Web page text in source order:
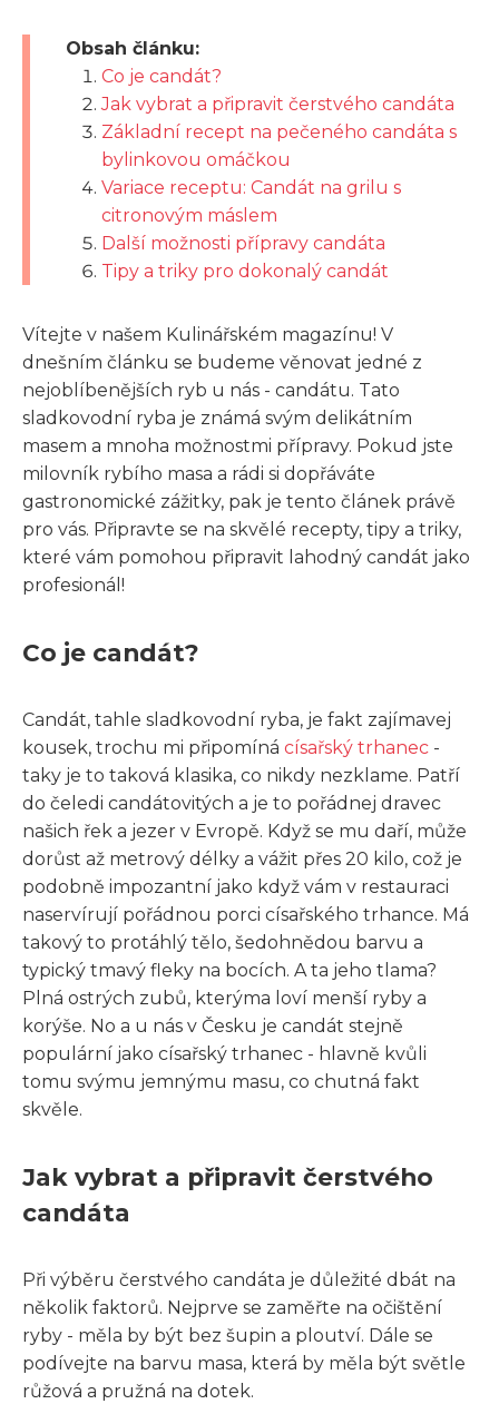
Obsah článku:
Co je candát?
Jak vybrat a připravit čerstvého candáta
Základní recept na pečeného candáta s
bylinkovou omáčkou
Variace receptu: Candát na grilu s
citronovým máslem
Další možnosti přípravy candáta
Tipy a triky pro dokonalý candát
Vítejte v našem Kulinářském magazínu! V
dnešním článku se budeme věnovat jedné z
nejoblíbenějších ryb u nás - candátu. Tato
sladkovodní ryba je známá svým delikátním
masem a mnoha možnostmi přípravy. Pokud jste
milovník rybího masa a rádi si dopřáváte
gastronomické zážitky, pak je tento článek právě
pro vás. Připravte se na skvělé recepty, tipy a triky,
které vám pomohou připravit lahodný candát jako
profesionál!
Co je candát?
Candát, tahle sladkovodní ryba, je fakt zajímavej
kousek, trochu mi připomíná císařský trhanec -
taky je to taková klasika, co nikdy nezklame. Patří
do čeledi candátovitých a je to pořádnej dravec
našich řek a jezer v Evropě. Když se mu daří, může
dorůst až metrový délky a vážit přes 20 kilo, což je
podobně impozantní jako když vám v restauraci
naservírují pořádnou porci císařského trhance. Má
takový to protáhlý tělo, šedohnědou barvu a
typický tmavý fleky na bocích. A ta jeho tlama?
Plná ostrých zubů, kterýma loví menší ryby a
korýše. No a u nás v Česku je candát stejně
populární jako císařský trhanec - hlavně kvůli
tomu svýmu jemnýmu masu, co chutná fakt
skvěle.
Jak vybrat a připravit čerstvého
candáta
Při výběru čerstvého candáta je důležité dbát na
několik faktorů. Nejprve se zaměřte na očištění
ryby - měla by být bez šupin a ploutví. Dále se
podívejte na barvu masa, která by měla být světle
růžová a pružná na dotek.